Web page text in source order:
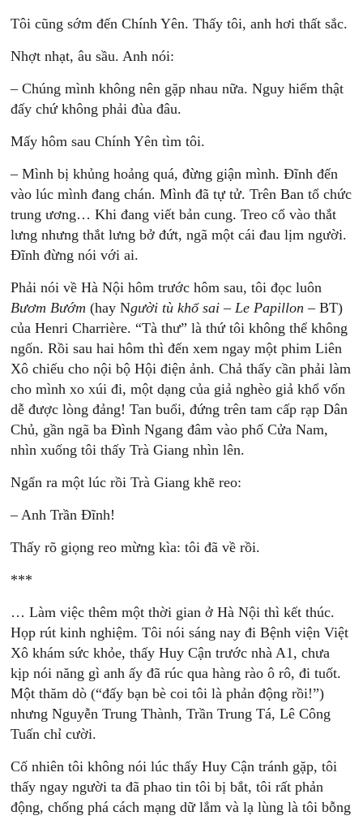
Tôi cũng sớm đến Chính Yên. Thấy tôi, anh hơi thất sắc.
Nhợt nhạt, âu sầu. Anh nói:
– Chúng mình không nên gặp nhau nữa. Nguy hiểm thật
đấy chứ không phải đùa đâu.
Mấy hôm sau Chính Yên tìm tôi.
– Mình bị khủng hoảng quá, đừng giận mình. Đĩnh đến
vào lúc mình đang chán. Mình đã tự tử. Trên Ban tổ chức
trung ương… Khi đang viết bản cung. Treo cổ vào thắt
lưng nhưng thắt lưng bở đứt, ngã một cái đau lịm người.
Đĩnh đừng nói với ai.
Phải nói về Hà Nội hôm trước hôm sau, tôi đọc luôn
Bươm Bướm(hay Người tù khổ sai – Le Papillon– BT)
của Henri Charrière. “Tà thư” là thứ tôi không thể không
ngốn. Rồi sau hai hôm thì đến xem ngay một phim Liên
Xô chiếu cho nội bộ Hội điện ảnh. Chả thấy cần phải làm
cho mình xo xúi đi, một dạng của giả nghèo giả khổ vốn
dễ được lòng đảng! Tan buổi, đứng trên tam cấp rạp Dân
Chủ, gần ngã ba Đình Ngang đâm vào phố Cửa Nam,
nhìn xuống tôi thấy Trà Giang nhìn lên.
Ngẩn ra một lúc rồi Trà Giang khẽ reo:
– Anh Trần Đĩnh!
Thấy rõ giọng reo mừng kìa: tôi đã về rồi.
***
… Làm việc thêm một thời gian ở Hà Nội thì kết thúc.
Họp rút kinh nghiệm. Tôi nói sáng nay đi Bệnh viện Việt
Xô khám sức khỏe, thấy Huy Cận trước nhà A1, chưa
kịp nói năng gì anh ấy đã rúc qua hàng rào ô rô, đi tuốt.
Một thăm dò (“đấy bạn bè coi tôi là phản động rồi!”)
nhưng Nguyễn Trung Thành, Trần Trung Tá, Lê Công
Tuấn chỉ cười.
Cố nhiên tôi không nói lúc thấy Huy Cận tránh gặp, tôi
thấy ngay người ta đã phao tin tôi bị bắt, tôi rất phản
động, chống phá cách mạng dữ lắm và lạ lùng là tôi bỗng